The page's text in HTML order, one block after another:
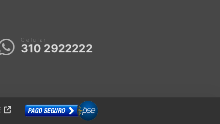
Celular
310 2922222